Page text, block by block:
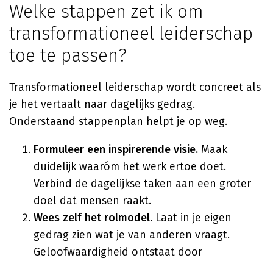
Welke stappen zet ik om
transformationeel leiderschap
toe te passen?
Transformationeel leiderschap wordt concreet als
je het vertaalt naar dagelijks gedrag.
Onderstaand stappenplan helpt je op weg.
Formuleer een inspirerende visie. Maak
duidelijk waaróm het werk ertoe doet.
Verbind de dagelijkse taken aan een groter
doel dat mensen raakt.
Wees zelf het rolmodel. Laat in je eigen
gedrag zien wat je van anderen vraagt.
Geloofwaardigheid ontstaat door